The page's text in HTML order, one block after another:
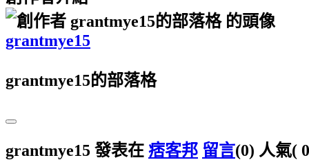
grantmye15
grantmye15的部落格
grantmye15 發表在 痞客邦 留言(0) 人氣(